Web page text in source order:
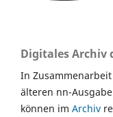
Digitales Archiv
In
älteren nn-
können im Archiv